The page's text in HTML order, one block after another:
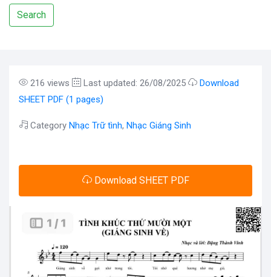
Search
216 views Last updated: 26/08/2025
Download
SHEET PDF (1 pages)
Category Nhạc Trữ tình, Nhạc Giáng Sinh
Download SHEET PDF